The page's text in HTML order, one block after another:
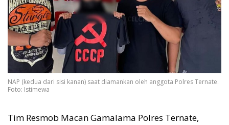
NAP (kedua dari sisi kanan) saat diamankan oleh anggota Polres Ternate.
Foto: Istimewa
Tim Resmob Macan Gamalama Polres Ternate,